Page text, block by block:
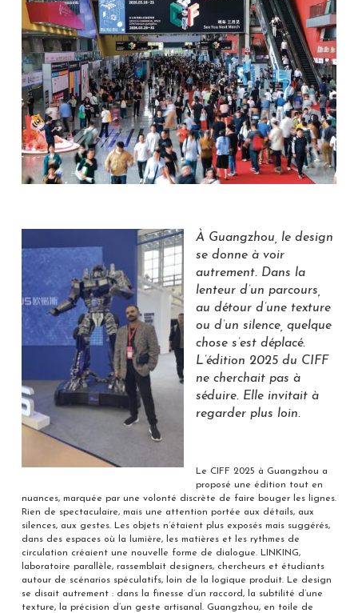
À Guangzhou, le design
se donne à voir
autrement. Dans la
lenteur d’un parcours,
au détour d’une texture
ou d’un silence, quelque
chose s’est déplacé.
L’édition 2025 du CIFF
ne cherchait pas à
séduire. Elle invitait à
regarder plus loin.
Le CIFF 2025 à Guangzhou a
proposé une édition tout en
nuances, marquée par une volonté discrète de faire bouger les lignes.
Rien de spectaculaire, mais une attention portée aux détails, aux
silences, aux gestes. Les objets n’étaient plus exposés mais suggérés,
dans des espaces où la lumière, les matières et les rythmes de
circulation créaient une nouvelle forme de dialogue. LINKING,
laboratoire parallèle, rassemblait designers, chercheurs et étudiants
autour de scénarios spéculatifs, loin de la logique produit. Le design
se disait autrement : dans la finesse d’un raccord, la subtilité d’une
texture, la précision d’un geste artisanal. Guangzhou, en toile de